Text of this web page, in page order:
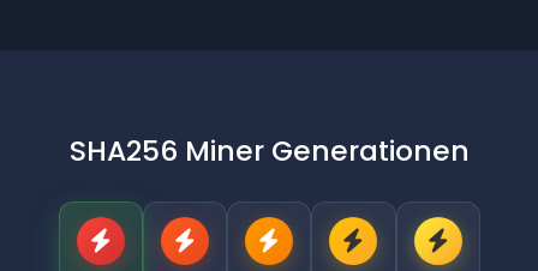
SHA256 Miner Generationen